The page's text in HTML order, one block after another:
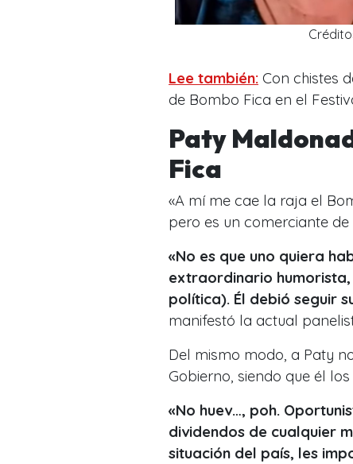
Lee también: Con chistes
de Bombo Fica en el
Paty
Fica
«A mí me cae la raja el
pero es un comerciante
«No es que uno quiera
extraordinario
política). Él debió seguir
manifestó la actual
Del mismo modo, a Paty
Gobierno, siendo que él
«No huev…, poh.
dividendos de cualquier
situación del país, les